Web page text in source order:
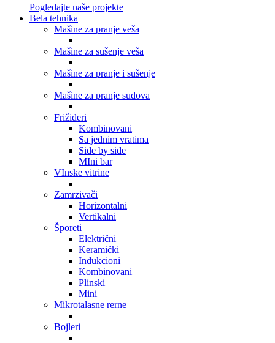
Pogledajte naše projekte
Bela tehnika
Mašine za pranje veša
Mašine za sušenje veša
Mašine za pranje i sušenje
Mašine za pranje sudova
Frižideri
Kombinovani
Sa jednim vratima
Side by side
MIni bar
VInske vitrine
Zamrzivači
Horizontalni
Vertikalni
Šporeti
Električni
Keramički
Indukcioni
Kombinovani
Plinski
Mini
Mikrotalasne rerne
Bojleri